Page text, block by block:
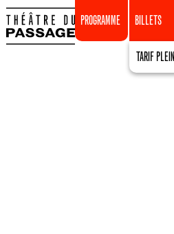
PROGRAMME BILLETS
TARIF PLEIN